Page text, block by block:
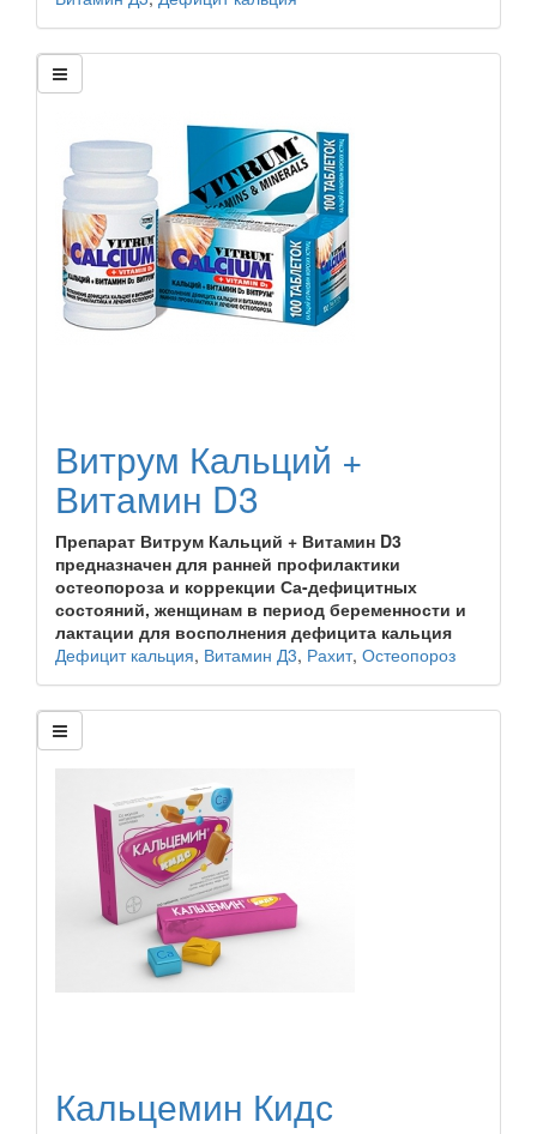
Витрум Кальций +
Витамин D3
Препарат Витрум Кальций + Витамин D3
предназначен для ранней профилактики
остеопороза и коррекции Са-дефицитных
состояний, женщинам в период беременности и
лактации для восполнения дефицита кальция
Дефицит кальция, Витамин Д3, Рахит, Остеопороз
Кальцемин Кидс